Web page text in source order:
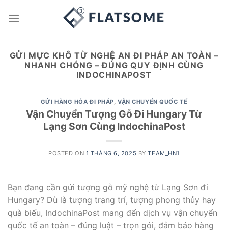
GỬI MỰC KHÔ TỪ NGHỆ AN ĐI PHÁP AN TOÀN –
NHANH CHÓNG – ĐÚNG QUY ĐỊNH CÙNG
INDOCHINAPOST
GỬI HÀNG HÓA ĐI PHÁP,VẬN CHUYỂN QUỐC TẾ
Vận Chuyển Tượng Gỗ Đi Hungary Từ
Lạng Sơn Cùng IndochinaPost
POSTED ON 1 THÁNG 6, 2025 BYTEAM_HN1
Bạn đang cần gửi tượng gỗ mỹ nghệ từ Lạng Sơn đi
Hungary? Dù là tượng trang trí, tượng phong thủy hay
quà biếu, IndochinaPost mang đến dịch vụ vận chuyển
quốc tế an toàn – đúng luật – trọn gói, đảm bảo hàng